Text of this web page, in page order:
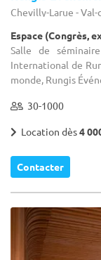
Chevilly-Larue -
Espace (Congrès,
Salle de
International de
monde, Rungis
30-1000
Location dès4
Contacter